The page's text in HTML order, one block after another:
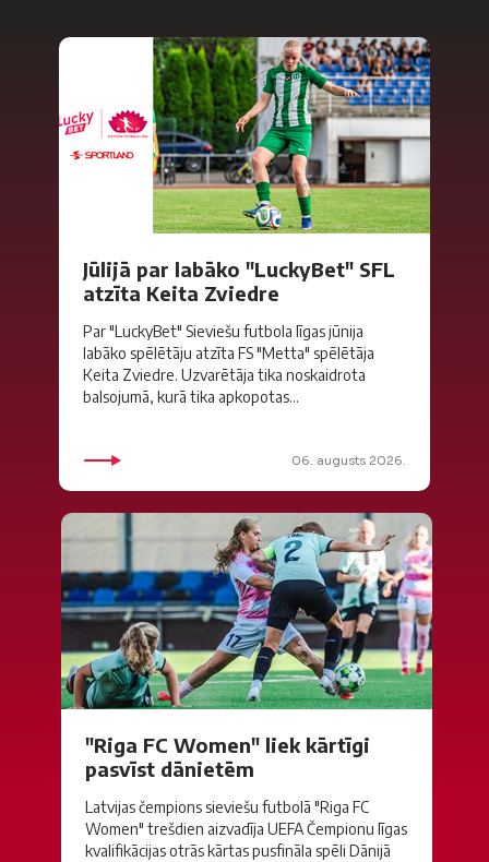
Jūlijā par labāko "LuckyBet" SFL
atzīta Keita Zviedre
Par "LuckyBet" Sieviešu futbola līgas jūnija
labāko spēlētāju atzīta FS "Metta" spēlētāja
Keita Zviedre. Uzvarētāja tika noskaidrota
balsojumā, kurā tika apkopotas...
06. augusts 2026.
"Riga FC Women" liek kārtīgi
pasvīst dānietēm
Latvijas čempions sieviešu futbolā "Riga FC
Women" trešdien aizvadīja UEFA Čempionu līgas
kvalifikācijas otrās kārtas pusfināla spēli Dānijā